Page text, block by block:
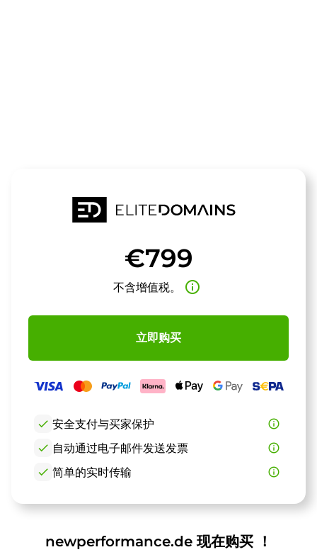
€799
不含增值税。 info_outline
立即购买
check 安全支付与买家保护
info_outline
check 自动通过电子邮件发送发票
info_outline
check 简单的实时传输 info_outline
newperformance.de 现在购买 ！